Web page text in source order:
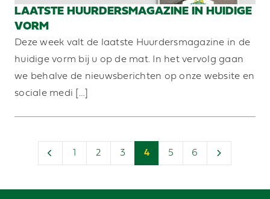
LAATSTE HUURDERSMAGAZINE IN HUIDIGE
VORM
Deze week valt de laatste Huurdersmagazine in de
huidige vorm bij u op de mat. In het vervolg gaan
we behalve de nieuwsberichten op onze website en
sociale medi […]
2 3 4 5 6